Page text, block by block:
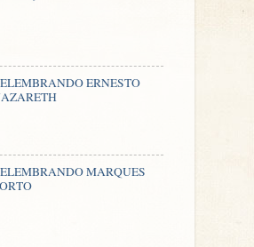
ERNESTO
MARQUES